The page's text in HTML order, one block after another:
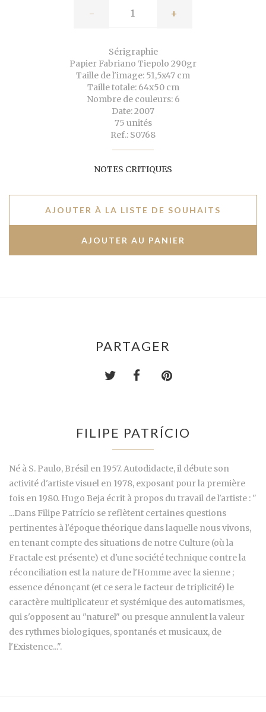
- +
Sérigraphie
Papier Fabriano Tiepolo 290gr
Taille de l'image: 51,5x47 cm
Taille totale: 64x50 cm
Nombre de couleurs: 6
Date: 2007
75 unités
Ref.: S0768
NOTES CRITIQUES
AJOUTER À LA LISTE DE SOUHAITS
PARTAGER
FILIPE PATRÍCIO
Né à S. Paulo, Brésil en 1957. Autodidacte, il débute son
activité d'artiste visuel en 1978, exposant pour la première
fois en 1980. Hugo Beja écrit à propos du travail de l'artiste : "
...Dans Filipe Patrício se reflètent certaines questions
pertinentes à l'époque théorique dans laquelle nous vivons,
en tenant compte des situations de notre Culture (où la
Fractale est présente) et d'une société technique contre la
réconciliation est la nature de l'Homme avec la sienne ;
essence dénonçant (et ce sera le facteur de triplicité) le
caractère multiplicateur et systémique des automatismes,
qui s'opposent au "naturel" ou presque annulent la valeur
des rythmes biologiques, spontanés et musicaux, de
l'Existence...".